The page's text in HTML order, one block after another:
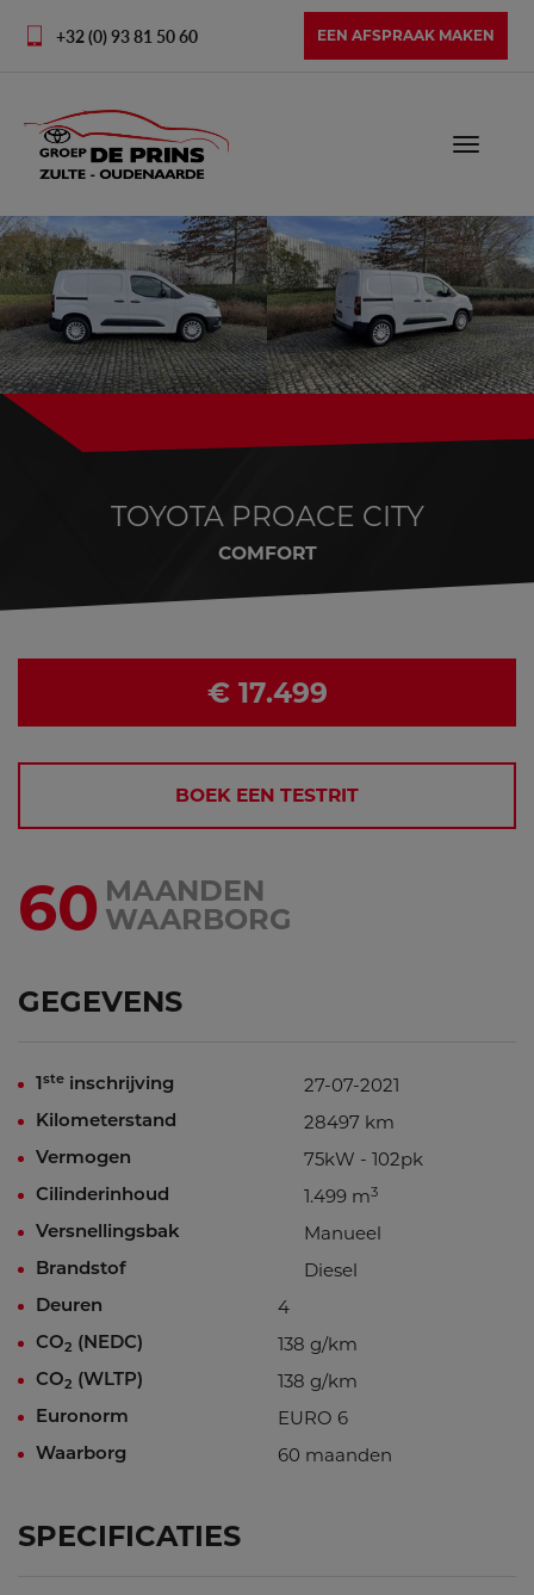
+32 (0) 93 81 50 60 EEN AFSPRAAK MAKEN
Toggle
TOYOTA PROACE CITY
COMFORT
€ 17.499
BOEK EEN TESTRIT
60 MAANDEN
WAARBORG
GEGEVENS
1ste inschrijving 27-07-2021
Kilometerstand 28497 km
Vermogen 75kW - 102pk
Cilinderinhoud 1.499 m3
Versnellingsbak Manueel
Brandstof Diesel
Deuren 4
CO2 (NEDC) 138 g/km
CO2 (WLTP) 138 g/km
Euronorm EURO 6
Waarborg 60 maanden
SPECIFICATIES